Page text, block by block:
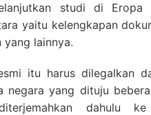
studi di
yaitu kelengkapan
yang lainnya.
itu harus dilegalkan
negara yang dituju
dahulu